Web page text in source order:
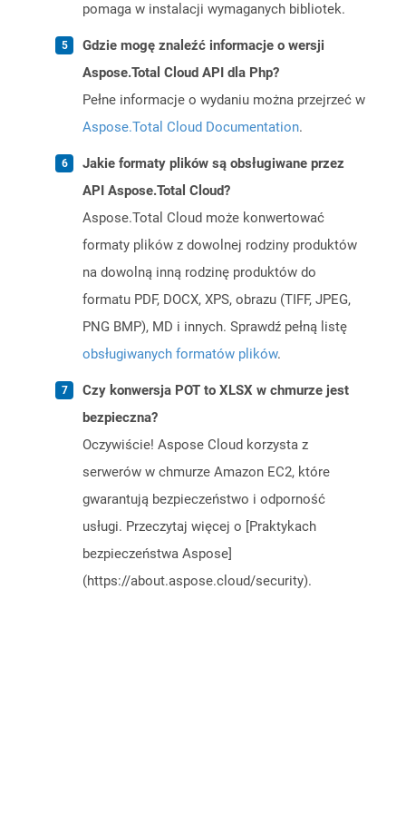
pomaga w instalacji wymaganych bibliotek.
Gdzie mogę znaleźć informacje o wersji
Aspose.Total Cloud API dla Php?
Pełne informacje o wydaniu można przejrzeć w
Aspose.Total Cloud Documentation.
Jakie formaty plików są obsługiwane przez
API Aspose.Total Cloud?
Aspose.Total Cloud może konwertować
formaty plików z dowolnej rodziny produktów
na dowolną inną rodzinę produktów do
formatu PDF, DOCX, XPS, obrazu (TIFF, JPEG,
PNG BMP), MD i innych. Sprawdź pełną listę
obsługiwanych formatów plików.
Czy konwersja POT to XLSX w chmurze jest
bezpieczna?
Oczywiście! Aspose Cloud korzysta z
serwerów w chmurze Amazon EC2, które
gwarantują bezpieczeństwo i odporność
usługi. Przeczytaj więcej o [Praktykach
bezpieczeństwa Aspose]
(https://about.aspose.cloud/security).